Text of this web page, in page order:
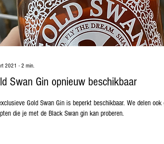
2021 ∙ 2 min.
Swan Gin opnieuw beschikbaar
Gold Swan Gin is beperkt beschikbaar. We delen
die je met de Black Swan gin kan proberen.